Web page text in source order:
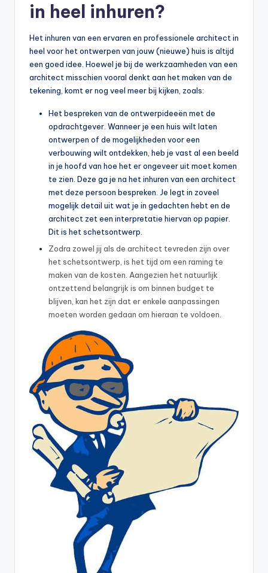
in heel inhuren?
Het inhuren van een ervaren en professionele architect in
heel voor het ontwerpen van jouw (nieuwe) huis is altijd
een goed idee. Hoewel je bij de werkzaamheden van een
architect misschien vooral denkt aan het maken van de
tekening, komt er nog veel meer bij kijken, zoals:
Het bespreken van de ontwerpideeën met de
opdrachtgever. Wanneer je een huis wilt laten
ontwerpen of de mogelijkheden voor een
verbouwing wilt ontdekken, heb je vast al een beeld
in je hoofd van hoe het er ongeveer uit moet komen
te zien. Deze ga je na het inhuren van een architect
met deze persoon bespreken. Je legt in zoveel
mogelijk detail uit wat je in gedachten hebt en de
architect zet een interpretatie hiervan op papier.
Dit is het schetsontwerp.
Zodra zowel jij als de architect tevreden zijn over
het schetsontwerp, is het tijd om een raming te
maken van de kosten. Aangezien het natuurlijk
ontzettend belangrijk is om binnen budget te
blijven, kan het zijn dat er enkele aanpassingen
moeten worden gedaan om hieraan te voldoen.